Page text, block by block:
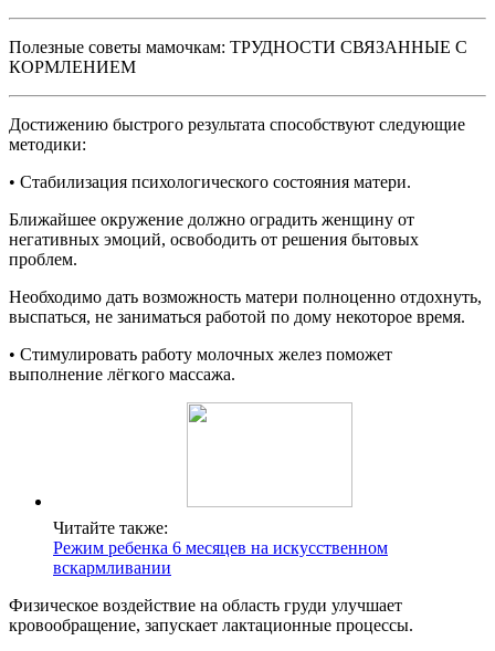
Полезные советы мамочкам: ТРУДНОСТИ СВЯЗАННЫЕ С
КОРМЛЕНИЕМ
Достижению быстрого результата способствуют следующие
методики:
• Стабилизация психологического состояния матери.
Ближайшее окружение должно оградить женщину от
негативных эмоций, освободить от решения бытовых
проблем.
Необходимо дать возможность матери полноценно отдохнуть,
выспаться, не заниматься работой по дому некоторое время.
• Стимулировать работу молочных желез поможет
выполнение лёгкого массажа.
Читайте также:
Режим ребенка 6 месяцев на искусственном
вскармливании
Физическое воздействие на область груди улучшает
кровообращение, запускает лактационные процессы.